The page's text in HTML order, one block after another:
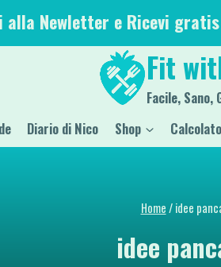
Newletter e Ricevi
Fit
Facile, Sano,
Diario di Nico Shop
Home/ idee
idee